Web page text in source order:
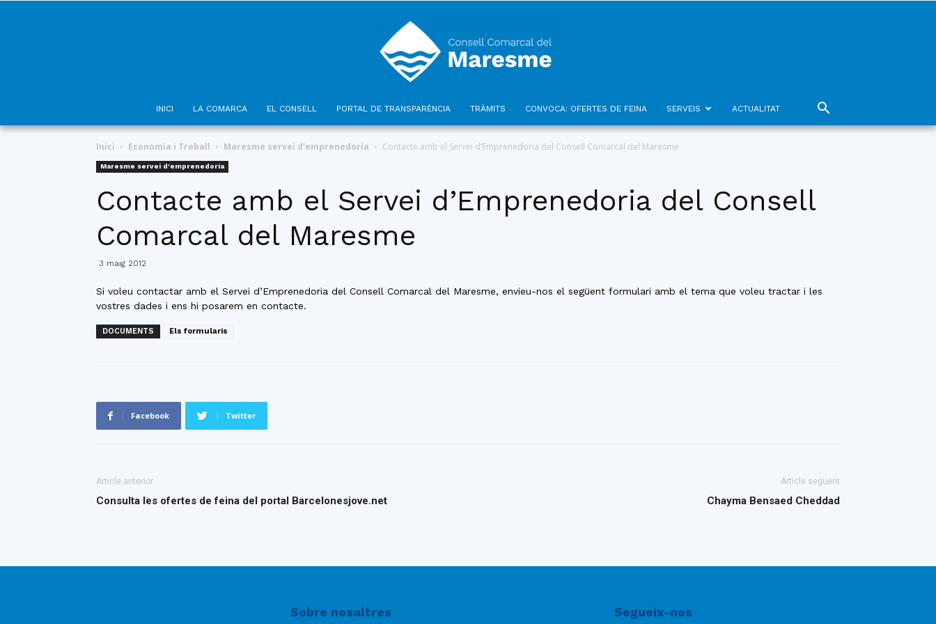
INICI LA COMARCA EL CONSELL PORTAL DE TRANSPARÈNCIA TRÀMITS CONVOCA: OFERTES DE FEINA SERVEIS ACTUALITAT
Inici Economia i Treball Maresme servei d'emprenedoria Contacte amb el Servei d’Emprenedoria del Consell Comarcal del Maresme
Maresme servei d'emprenedoria
Contacte amb el Servei d’Emprenedoria del Consell
Comarcal del Maresme
3 maig 2012
Si voleu contactar amb el Servei d’Emprenedoria del Consell Comarcal del Maresme, envieu-nos el següent formulari amb el tema que voleu tractar i les
vostres dades i ens hi posarem en contacte.
DOCUMENTS Els formularis
Facebook Twitter
Article anterior
Consulta les ofertes de feina del portal Barcelonesjove.net
Article següent
Chayma Bensaed Cheddad
Sobre nosaltres Segueix-nos